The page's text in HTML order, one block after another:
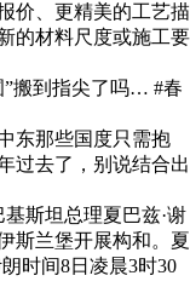
、更精美的工艺描
的材料尺度或施工要
搬到指尖了吗… #春
那些国度只需抱
过去了，别说结合出
斯坦总理夏巴兹·谢
斯兰堡开展构和。夏
时间8日凌晨3时30